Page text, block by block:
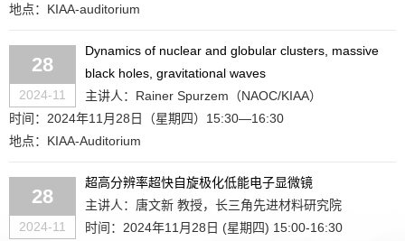
地点：KIAA-auditorium
28
2024-11
Dynamics of nuclear and globular clusters, massive
black holes, gravitational waves
主讲人：Rainer Spurzem（NAOC/KIAA）
时间：2024年11月28日（星期四）15:30—16:30
地点：KIAA-Auditorium
28
2024-11
超高分辨率超快自旋极化低能电子显微镜
主讲人：唐文新 教授，长三角先进材料研究院
时间：2024年11月28日 (星期四) 15:00-16:30